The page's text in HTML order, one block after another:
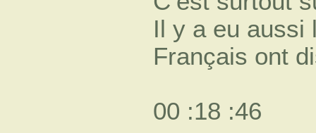
Il y a eu aussi
Français ont
00 :18 :46